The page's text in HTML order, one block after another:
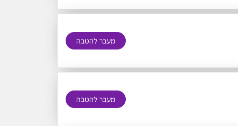
מעבר להטבה
מעבר להטבה